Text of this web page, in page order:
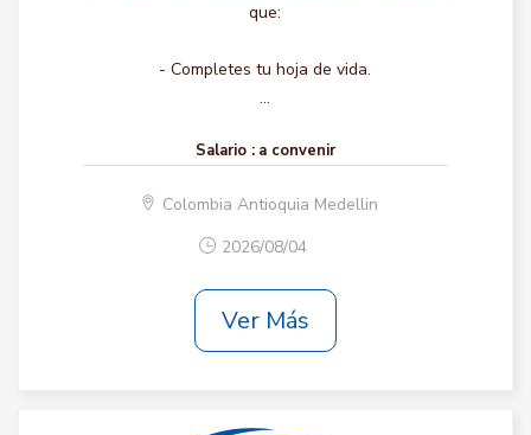
que:
- Completes tu hoja de vida.
...
Salario : a convenir
Colombia Antioquia Medellin
2026/08/04
Ver Más